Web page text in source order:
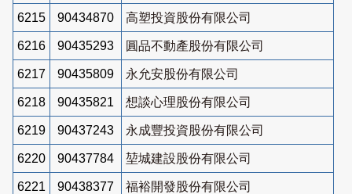
6215 90434870 高塑投資股份有限公司
6216 90435293 圓品不動產股份有限公司
6217 90435809 永允安股份有限公司
6218 90435821 想談心理股份有限公司
6219 90437243 永成豐投資股份有限公司
6220 90437784 堃城建設股份有限公司
6221 90438377 福裕開發股份有限公司